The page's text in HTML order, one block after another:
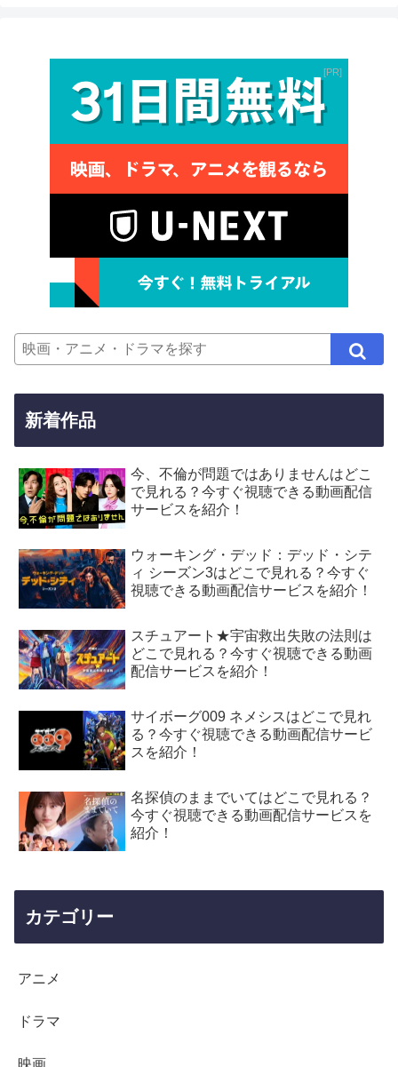
PR
新着作品
今、不倫が問題ではありませんはどこ
で見れる？今すぐ視聴できる動画配信
サービスを紹介！
ウォーキング・デッド：デッド・シテ
ィ シーズン3はどこで見れる？今すぐ
視聴できる動画配信サービスを紹介！
スチュアート★宇宙救出失敗の法則は
どこで見れる？今すぐ視聴できる動画
配信サービスを紹介！
サイボーグ009 ネメシスはどこで見れ
る？今すぐ視聴できる動画配信サービ
スを紹介！
名探偵のままでいてはどこで見れる？
今すぐ視聴できる動画配信サービスを
紹介！
カテゴリー
アニメ
ドラマ